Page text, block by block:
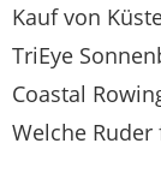
Kauf von
TriEye
Coastal
Welche